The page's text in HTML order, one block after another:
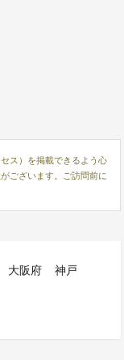
ス）を掲載できるよう心
ございます。ご訪問前に
大阪府
神戸